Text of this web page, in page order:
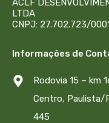
LTDA
CNPJ: 27.702.723/
Informações de
Rodovia 15 – km
Centro, Paulista/
445